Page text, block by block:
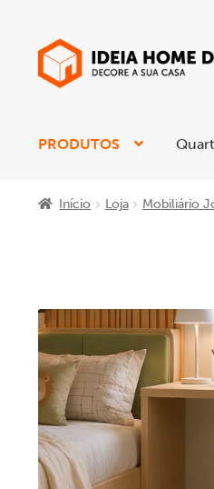
Ir
para
Saltar
para
PRODUTOS
Início Loja Mobiliário